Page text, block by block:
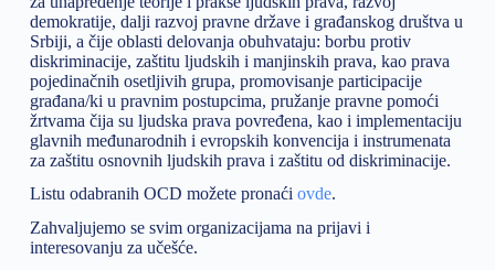
demokratije, dalji razvoj pravne države i građanskog društva u
Srbiji, a čije oblasti delovanja obuhvataju: borbu protiv
diskriminacije, zaštitu ljudskih i manjinskih prava, kao prava
pojedinačnih osetljivih grupa, promovisanje participacije
građana/ki u pravnim postupcima, pružanje pravne pomoći
žrtvama čija su ljudska prava povređena, kao i implementaciju
glavnih međunarodnih i evropskih konvencija i instrumenata
za zaštitu osnovnih ljudskih prava i zaštitu od diskriminacije.
Listu odabranih OCD možete pronaći ovde.
Zahvaljujemo se svim organizacijama na prijavi i
interesovanju za učešće.